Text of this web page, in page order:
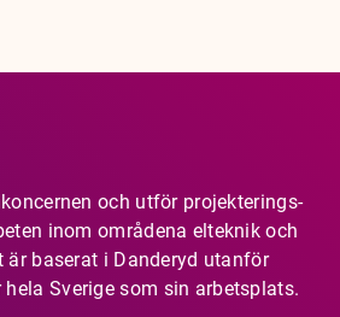
och utför projekterings-
inom områdena elteknik och
är baserat i Danderyd utanför
Sverige som sin arbetsplats.